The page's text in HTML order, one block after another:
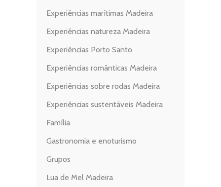
Experiências marítimas Madeira
Experiências natureza Madeira
Experiências Porto Santo
Experiências românticas Madeira
Experiências sobre rodas Madeira
Experiências sustentáveis Madeira
Família
Gastronomia e enoturismo
Grupos
Lua de Mel Madeira